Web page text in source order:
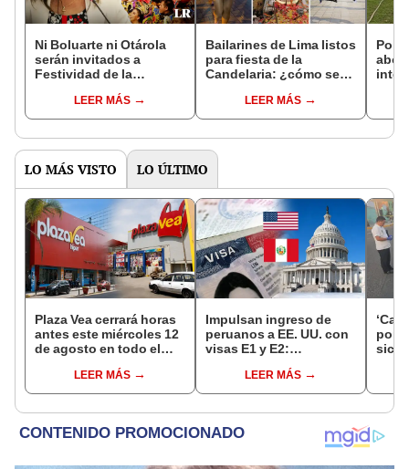
Ni Boluarte ni Otárola
serán invitados a
Festividad de la
desde Puno
LEER MÁS
Bailarines de Lima listos
para fiesta de la
Candelaria: ¿cómo se
4.000 m. s. n. m.?
LEER MÁS
LO MÁS VISTO LO ÚLTIMO
Plaza Vea cerrará horas
antes este miércoles 12
de agosto en todo el
hasta las 7 p.m.
LEER MÁS
Impulsan ingreso de
peruanos a EE. UU. con
visas E1 y E2:
pymes serían los más
beneficiados
LEER MÁS
por